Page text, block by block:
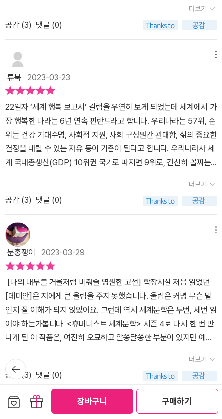
장바구니 구매하기
을 은유적인 표현으로 설명한 것이 아닐까 하는 생각이 드네요. 큰 시
대를 살아내야 하는 청소년들이 끊임없이 자신에게 묻고 또 묻길 바
라는 마음으로.. 데미안을 읽어볼 수 있다면 참 좋겠다는 생각이 듭니
다.​​​​​​
이상의 모습을 보게 된다. 그리고 자신이 걸어온 내면의 투쟁이 헛되
지 않았음을 깨닫는다.'태어나고 싶은 사람은 하나의 세계를 깨뜨려야
한다.'는 메세지처럼 진정한 자신의 삶을 위해서는 타인이 아닌 스스
로의 선택에 의한 자아의 확립이 필요하다. 고통 없는 성장은 없다. 진
정한 자아의 정체성을 찾는 길, 내가 깨야 할 세계는 무엇이 더 있을
까. 그 고민의 깊이와 답을 찾고싶은 이들에게 <데미안>은 등불이 되
어줄 것이다.모든 인간의 삶은 자기 자신에게로 향하는 길이다.우리
는 서로를 이해할 수 있긴 하지만, 해석할 수 있는 것은 자기 자신뿐이
다.- 데미안, 본문 9페이지
었는데 그것은 완전히 다른 세상이었다. 냄새도 하는 말도 약속하고
요구하는 것도 모두 달랐다. 그 두 번째 세계 속에는 하녀들과 직공들
는 이제 낡게 느껴지는 많은 규범들을 거리를 두고 바라보게 되며 새
로이 점검하기에 이르는데...거기서 얻는 많은 생각들과 인식들이 그
를 유년의 맑고 밝은 한 세계에서 분리될 수밖에 없게 만들기도 한다.
이 과정은 괴롭지만, 진정한 자기 자신을 향하는 길에서는 결국 투쟁
하여 벗어나야 할 세계이기에 그 투쟁의 길을 걸어가려는 주인공 싱
클레어를 통해 나 역시도 서서히 나를 재발견하는 시간을 가져보게
되었다. 과연 싱크 레어는 두 개의 세계 속에서 어떻게 살아갈까요?
자신이 원하는 데로 자신만의 삶을 살게 될까?​새는 투쟁하여 알에서
떻게 살 것인가에 대한 깊은 고뇌에 빠뜨린 데미안. 여전히 자기 자신
의 길이 아닌 현실적인 제도를 향하던 그의 열망은, 결국 싱클레어가
피스토리우스와 결별하는 계기가 되기도 한다. 싱클레어 역시 꿈속에
나타나는 자신의 열망에 갈등하기도 하지만 자신의 길을 향하는 구도
와 무의식 속의 열망이 결합하며, 하나의 온전한 이미지가 나타난다.
그리고 그 이미지가 현실로 된 인물 데미안의 어머니 에바 부인을 만
나게 되는데...​싱클레어는 그녀를 연모하며, 또한 스스로의 길에 몰두
하는 이들의 진정한 삶을 경험하게 될까요?에 마부 인과는 또 자신이
늘 말하던 진실한 사랑을 하게 될까요? 데미안을 바라보며 어느덧 자
신이 데미안이 되어가고 있음을 느끼는 싱클레어... 누구나 자신이 꿈
꿔온 삶이 있듯 어쩌면 모두의 마음속에 데미안이 숨 쉬고 살고 있진
않을까? 자기 자신에게 이르는 길 데미안을 통해 한 발짝 더 나아가
있을테고 그때가 바로 여기에서 말하는 ‘결정적 한순간’일거라 생각
한다. 그렇게 묶어진 다섯 편의 클래식 문학 중 한 권이 바로 헤르만
헤세의 대표작인 『데미안』이다. 이 작품은 대표적인 필독서로 손꼽히
는 작품이기도 하고 헤르만 헤세라는 위대한 작가의 대표작으로서 많
이 회자되는 만큼이나 여러 출판사를 통해서도 출간된 바 있다. 개인
적으로는 여러 차례 읽었지만 이렇게 딱 꼬집은 테마로 만나보니 새
삼 다르게 느껴진다. 그 의미가 좀더 크게 와닿는다고 해야 할까. 누
군가는 이 작품을 헤르만 헤세의 자전적 이야기라고도 하겠지만 어떻
게 보면 이 작품은 태어나 인생을 살아가는 누구에게라도 던질 수 있
는 진정한 자아를 찾는다는 것은 무엇인가에 대한 하나의 답이 되어
줄 것이란 생각도 든다. 정확하게 어떤 정체성이 확립되지 않은 시기
가 있기 마련이고 이 작품의 주인공인 싱클레어 역시 그러하다. 어떻
게 보면 좀더 극적인 대립이 가슴 속에 자리한 인물이라고 할 수 있겠
다. 이제 경우 열한 살의 소년에게 세상은 어느 한쪽으로만 정해질 수
서 어느 정도 발을 걸치고 있었다면 이후 프란츠 크로머라는 인물을
통해서 어둠쪽으로 좀더 기울어지는 시간과 마주하게 된다. 그 나이
또래 모두가 다 그렇다곤 할 수 없지만 아이들은 어떤 위기를 벗어나
기 위해, 때로는 자신도 모르는 사이 어떤 큰 계기가 있어서라기 보다
는 그 결과가 어떻게 돌아올지 크게 생각해보지 않은 상태에서 거짓
말을 하기도 하는데 바로 이런 부분에서 간혹 이 거짓말이 스스로도
제어할 수 없는 지경이 되거나 아니면 스스로를 더욱 옭아매는 계기
가 되어버리기도 한다. 싱클레어 역시 크로머와의 어울리는 과정에
서 도둑질에 대한 거짓 고백을 하고 이것이 빌미가 되어 도리어 크로
클레어 앞에 나타난 인물이 바로 데미안이다. 데미안은 그 존재만으
로도 뭔가 비상함이 느껴진다. 그리고 싱클레어에겐 선구자 같은 느
낌으로 그가 빠진 어둠의 세계에서 빠져나올 수 있도록 그를 이끈다.
그렇게 되기까지 다양한 경험들이 싱클레어에게 펼쳐지는데 한 인간
의 삶에 선과 악이 완전히 분리될 수는 없다는 것을, 그럼에도 우리는
더보기
공감 (3) 댓글 (0)
류북 2023-03-23
22일자 ‘세계 행복 보고서’ 칼럼을 우연히 보게 되었는데 세계에서 가
장 행복한 나라는 6년 연속 핀란드라고 합니다. 우리나라는 57위, 순
위는 건강 기대수명, 사회적 지원, 사회 구성원간 관대함, 삶의 중요한
결정을 내릴 수 있는 자유 등이 기준이 된다고 합니다. 우리나라사 세
계 국내총생산(GDP) 10위권 국가로 따지면 9위로, 간신히 꼴찌는
폭력 문제로 높은 공직의 자리에서 하루만에 사임한 일로 국민들 특
히 청년들의 공분이 있었습니다. 지성의 산실이라는 학교에서 이러한
일이 일어나고 부와 명예를 가진 부모를 믿고 행동하는 자식들이 어
디 이 한사람 뿐일까 생각됩니다. 유년기부터 소년기 청소년기를 거
쳐 성인이 되기까지 부모와 교사, 주위의 어른들이 어떻게 행동하느
냐에 따라 한 사람이 올바르게 성장해 나가느냐 결정되는 조건중 하
나라고 생각됩니다. 최근에 다시 읽은 수레바퀴아래서의 주인공도 데
미안과 많이 닮아 있었습니다. 자신에게 의미와 가치가 있는 것, 자
신에게 필요한 것, 자신이 반드시 가져야만 하는 것을 찾아. 그러면 불
가능한 일도 해낼 수 있게 되지.--- p.84 데미안을 통해 참다운 어
른이 되어 가는 소년 싱클레어의 이야기 <데미안>은 한 폭의 수채화
같이 아름답고 유려한 문체로 전세계인의 사랑을 받고 있는 헤르만헤
세의 대표적인 작품입니다. 이 책은 감수성이 풍부한 주인공 싱클레
어가 소년기에서 청년기를 거쳐 어른으로 자라가는 과정이 세밀하고
세계문학 시즌4 결정적 한순간으로 읽었습니다. 격동의 순간마다 등
장하는 데미안이 결정적 한순간이 아닐까 생각됩니다. 열 살의 싱
더보기
공감 (3) 댓글 (0)
분홍쟁이 2023-03-29
[나의 내부를 거울처럼 비춰줄 영원한 고전] 학창시절 처음 읽었던
[데미안]은 저에게 큰 울림을 주지 못했습니다. 울림은 커녕 무슨 말
인지 잘 이해가 되지 않았어요. 그런데 역시 세계문학은 두번, 세번 읽
어야 하는가봅니다. <휴머니스트 세계문학> 시즌 4로 다시 한 번 만
나게 된 이 작품은, 여전히 오묘하고 알쏭달쏭한 부분이 있지만 예전
험이라고 생각해요. 책만으로는 도저히 얻을 수 없는 것들이 삶의 한
가운데에 있습니다. 한편, 경험만으로 얻을 수 없는 것이 책 안에 존재
하기도 하고요. 제가 [데미안]을 조금이나마 이해하게 된 데는 지나온
시간들이 영향을 미치지 않았을까 하는 생각이 듭니다. 주인공 싱클
더보기
공감 (3) 댓글 (0)
뒤로가
기